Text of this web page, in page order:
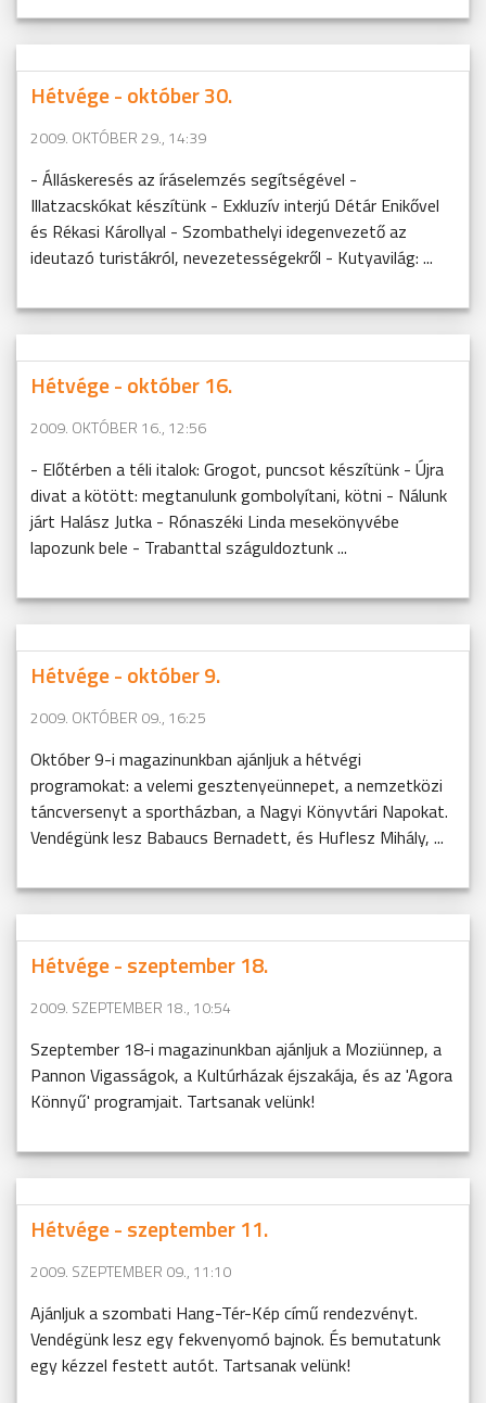
Hétvége - október 30.
2009. OKTÓBER 29., 14:39
- Álláskeresés az íráselemzés segítségével -
Illatzacskókat készítünk - Exkluzív interjú Détár Enikővel
és Rékasi Károllyal - Szombathelyi idegenvezető az
ideutazó turistákról, nevezetességekről - Kutyavilág: ...
Hétvége - október 16.
2009. OKTÓBER 16., 12:56
- Előtérben a téli italok: Grogot, puncsot készítünk - Újra
divat a kötött: megtanulunk gombolyítani, kötni - Nálunk
járt Halász Jutka - Rónaszéki Linda mesekönyvébe
lapozunk bele - Trabanttal száguldoztunk ...
Hétvége - október 9.
2009. OKTÓBER 09., 16:25
Október 9-i magazinunkban ajánljuk a hétvégi
programokat: a velemi gesztenyeünnepet, a nemzetközi
táncversenyt a sportházban, a Nagyi Könyvtári Napokat.
Vendégünk lesz Babaucs Bernadett, és Huflesz Mihály, ...
Hétvége - szeptember 18.
2009. SZEPTEMBER 18., 10:54
Szeptember 18-i magazinunkban ajánljuk a Moziünnep, a
Pannon Vigasságok, a Kultúrházak éjszakája, és az 'Agora
Könnyű' programjait. Tartsanak velünk!
Hétvége - szeptember 11.
2009. SZEPTEMBER 09., 11:10
Ajánljuk a szombati Hang-Tér-Kép című rendezvényt.
Vendégünk lesz egy fekvenyomó bajnok. És bemutatunk
egy kézzel festett autót. Tartsanak velünk!